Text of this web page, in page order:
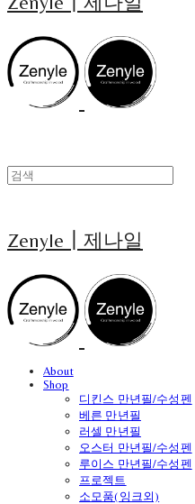
Zenyle┃제나일
About
Shop
디킨스 만년필/수성펜
베른 만년필
러셀 만년필
오스터 만년필/수성펜
루이스 만년필/수성펜
프로젝트
소모품(잉크외)